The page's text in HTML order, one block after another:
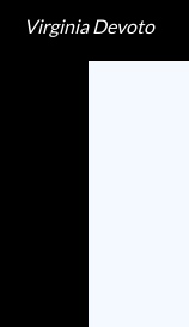
Virginia Devoto